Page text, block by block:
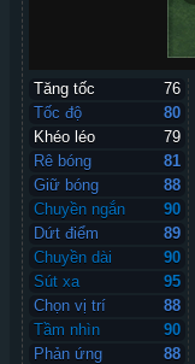
Tăng tốc
76
Tốc độ
80
Khéo léo
79
Rê bóng
81
Giữ bóng
88
Chuyền ngắn
90
Dứt điểm
89
Chuyền dài
90
Sút xa
95
Chọn vị trí
88
Tầm nhìn
90
Phản ứng
88